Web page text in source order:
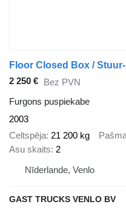
Floor Closed Box /
2 250 € Bez PVN
Furgons puspiekabe
2003
Celtspēja 21 200 kg
Asu skaits 2
Nīderlande, Venlo
GAST TRUCKS VENLO BV